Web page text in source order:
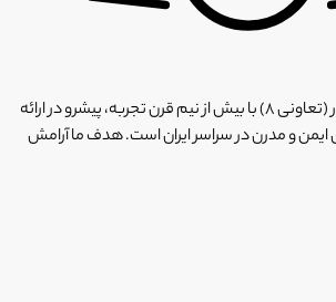
شرکت اتوبوسرانی لوان نور (تعاونی ۸) با بیش از نیم قرن تجربه، پیشرو در ارائه
و مدرن در سراسر ایران است. هدف ما آرامش